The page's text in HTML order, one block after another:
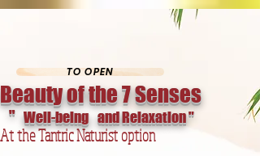
TO OPEN
Beauty of the 7 Senses
" Well-being and Relaxation "
At the Tantric Naturist option